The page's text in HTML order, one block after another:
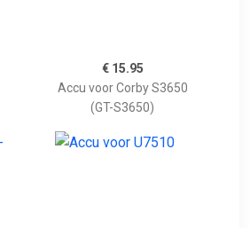
€ 15.95
Accu voor Corby S3650
(GT-S3650)